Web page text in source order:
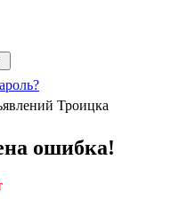
Троицка
ошибка!